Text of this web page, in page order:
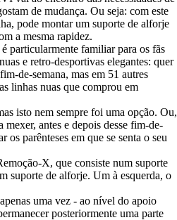
de mudança. Ou seja: com este
pode montar um suporte de alforje
a mesma rapidez.
particularmente familiar para os fãs
e retro-desportivas elegantes: quer
de-semana, mas em 51 autres
linhas nuas que comprou em
isto nem sempre foi uma opção. Ou,
mexer, antes e depois desse fim-de-
os parênteses em que se senta o seu
X, que consiste num suporte
suporte de alforje. Um à esquerda, o
uma vez - ao nível do apoio
posteriormente uma parte